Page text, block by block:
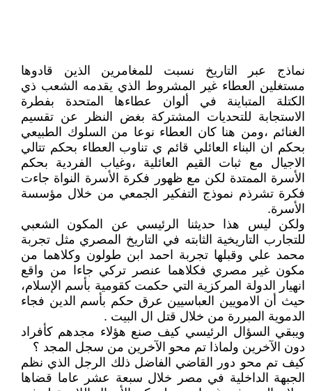
نماذج عبر التاريخ نسبت للمغامرين الذين قادوها
مستغلين العطاء غير المشروط الذي يقدمه الشعب ذي
الكتلة المتباينة في ألوان عطاءها المتحدة بفطرة
الاستجابة للتحديات المشتركة بغض النظر عن تقسيم
الغنائم ،ومن هنا كان العطاء نوعا من السلوك الطبيعي
بحكم ان البناء العائلي قائم ي تناوب العطاء بحكم تتالي
الاجيال مع ثبات القيم العائلية ،وغياب الفردية بحكم
الأسرة الممتدة لكن مع ظهور فكرة الأسرة النواة جاءت
فكرة تشرذم نموذج التفكير الجمعي من خلال مؤسسة
الأسرة.
ولكن ليس هذا حديثنا الرئيسي عن المكون الشعبي
للتجارب التاريخية الثابته في التاريخ المصري مثل تجربة
محمد علي وقبلها تجربة احمد ابن طولون وكلاهما من
مكون غير مصري فكلاهما عنصر تركي جاءا من واقع
انهيار الدولة المركزية التي حكمت كقومية بأسم الإسلام،
حيث أن الامويين العباسيين عرق حكم بأسم الدين فجاء
الدموية المبررة من خلال قتل ال البيت .
ويبقي السؤال الرئيسي كيف صنع هؤلاء مجدهم كأفراد
دون الآخرين ولماذا تم محو الآخرين من سجل المجد ؟
كيف تم محو دور القاضي الفاضل ذلك الرجل الذي نظم
الجبهة الداخلية في مصر خلال سبعة عشر عاما قضاها